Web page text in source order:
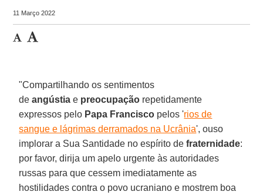
11 Março 2022
"Compartilhando os sentimentos
deangústia e preocupação repetidamente
expressos pelo Papa Francisco pelos 'rios de
sangue e lágrimas derramados na Ucrânia', ouso
implorar a Sua Santidade no espírito defraternidade:
por favor, dirija um apelo urgente às autoridades
russas para que cessem imediatamente as
hostilidades contra o povo ucraniano e mostrem boa